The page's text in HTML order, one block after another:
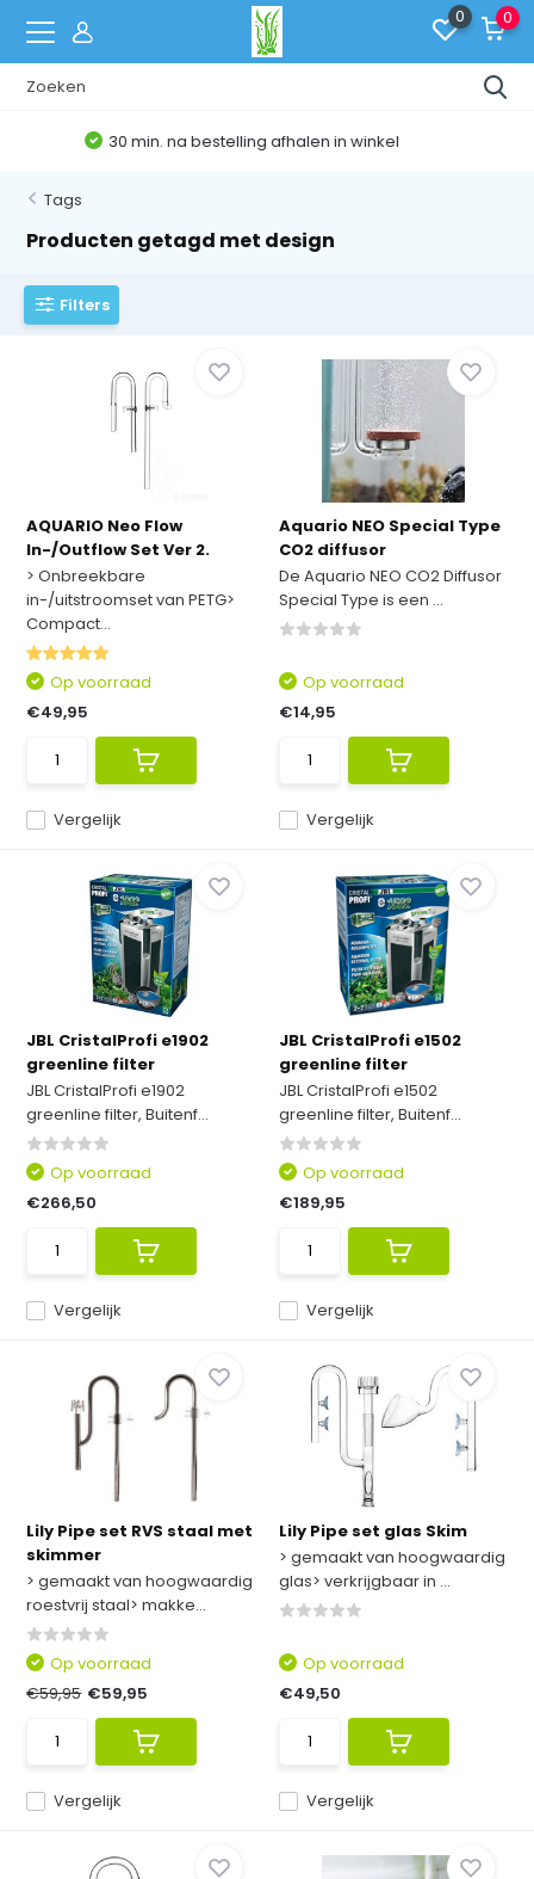
0 0
Belgische Webshop
Tags
Producten getagd met design
Filters
AQUARIO Neo Flow
In-/Outflow Set Ver 2.
> Onbreekbare
in-/uitstroomset van PETG>
Compact...
Vergelijk
Op voorraad
€49,95
Aquario NEO Special Type
CO2 diffusor
De Aquario NEO CO2 Diffusor
Special Type is een ...
Vergelijk
Op voorraad
€14,95
JBL CristalProfi e1902
greenline filter
JBL CristalProfi e1902
greenline filter, Buitenf...
Vergelijk
Op voorraad
€266,50
JBL CristalProfi e1502
greenline filter
JBL CristalProfi e1502
greenline filter, Buitenf...
Vergelijk
Op voorraad
€189,95
Lily Pipe set RVS staal met
skimmer
> gemaakt van hoogwaardig
roestvrij staal> makke...
Vergelijk
Op voorraad
€59,95 €59,95
Lily Pipe set glas Skim
> gemaakt van hoogwaardig
glas> verkrijgbaar in ...
Vergelijk
Op voorraad
€49,50